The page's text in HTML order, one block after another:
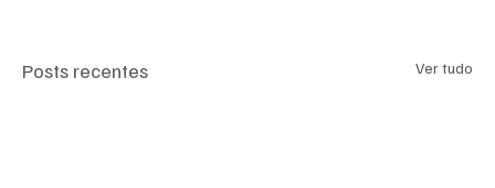
Posts recentes Ver tudo